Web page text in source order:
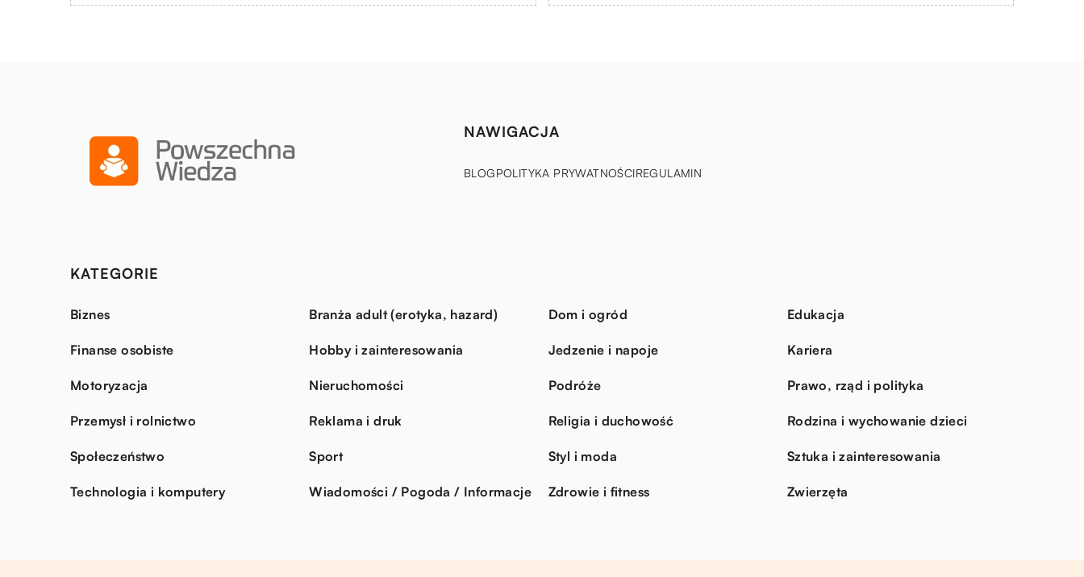
NAWIGACJA
BLOGPOLITYKA PRYWATNOŚCIREGULAMIN
KATEGORIE
Biznes Branża adult (erotyka, hazard) Dom i ogród Edukacja
Finanse osobiste Hobby i zainteresowania Jedzenie i napoje Kariera
Motoryzacja Nieruchomości Podróże Prawo, rząd i polityka
Przemysł i rolnictwo Reklama i druk Religia i duchowość Rodzina i wychowanie dzieci
Społeczeństwo Sport Styl i moda Sztuka i zainteresowania
Technologia i komputery Wiadomości / Pogoda / Informacje Zdrowie i fitness Zwierzęta